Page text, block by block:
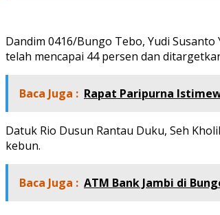
Dandim 0416/Bungo Tebo, Yudi
telah mencapai 44 persen dan
Baca Juga : Rapat Paripurna
Datuk Rio Dusun Rantau Duku, Seh
kebun.
Baca Juga : ATM Bank Jambi di